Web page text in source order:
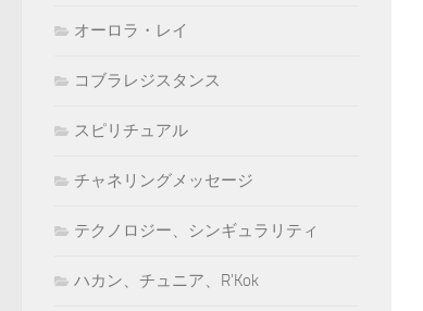
オーロラ・レイ
コブラレジスタンス
スピリチュアル
チャネリングメッセージ
テクノロジー、シンギュラリティ
ハカン、チュニア、R'Kok